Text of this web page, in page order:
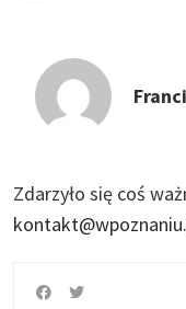
Zdarzyło się coś